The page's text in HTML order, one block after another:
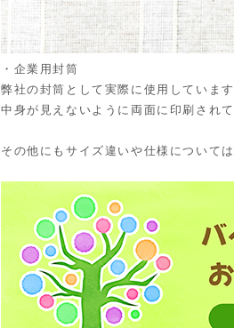
・企業用封筒
弊社の封筒として実際に使用しています
中身が見えないように両面に印刷されて
その他にもサイズ違いや仕様について